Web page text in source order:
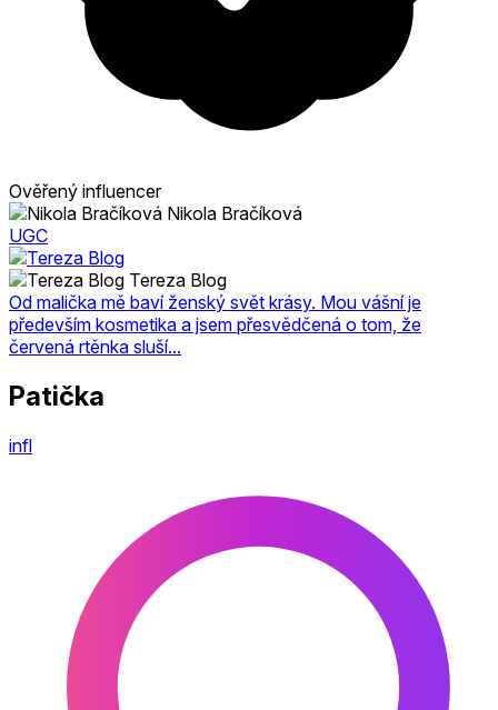
Ověřený influencer
Nikola Bračíková
UGC
Tereza Blog
Od malička mě baví ženský svět krásy. Mou vášní je
především kosmetika a jsem přesvědčená o tom, že
červená rtěnka sluší...
Patička
infl